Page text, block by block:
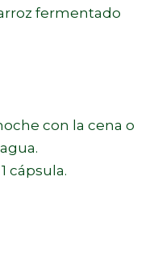
fermentado
con la cena o
cápsula.